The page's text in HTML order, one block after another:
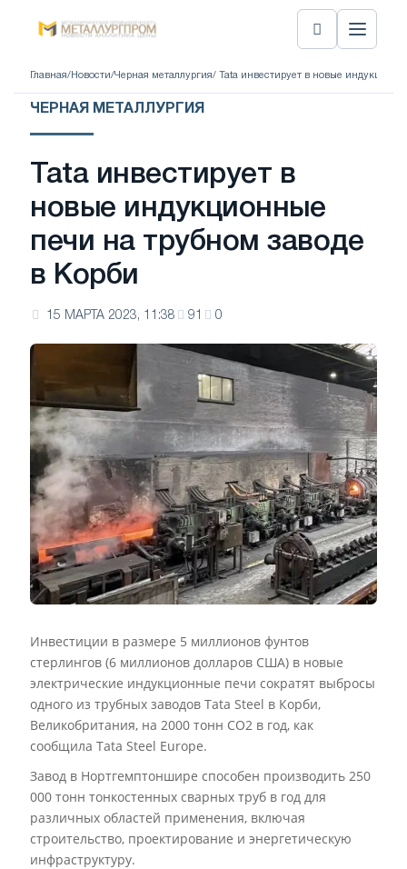
Главная/ Новости/Черная металлургия/ Tata инвестирует в новые
ЧЕРНАЯ МЕТАЛЛУРГИЯ
Tata инвестирует в
новые индукционные
печи на трубном заводе
в Корби
15 МАРТА 2023, 11:38 91 0
Инвестиции в размере 5 миллионов фунтов
стерлингов (6 миллионов долларов США) в новые
электрические индукционные печи сократят выбросы
одного из трубных заводов Tata Steel в Корби,
Великобритания, на 2000 тонн CO2 в год, как
сообщила Tata Steel Europe.
Завод в Нортгемптоншире способен производить 250
000 тонн тонкостенных сварных труб в год для
различных областей применения, включая
строительство, проектирование и энергетическую
инфраструктуру.